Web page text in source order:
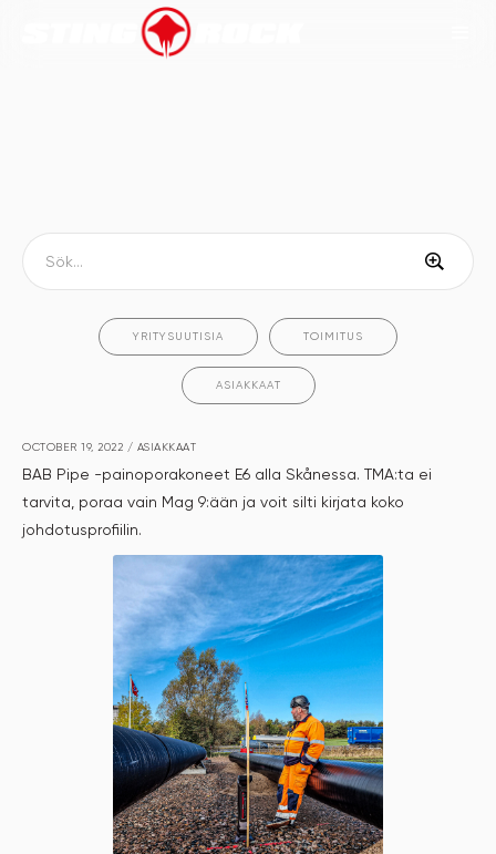
YRITYSUUTISIA TOIMITUS
ASIAKKAAT
OCTOBER 19, 2022 / ASIAKKAAT
BAB Pipe -painoporakoneet E6 alla Skånessa. TMA:ta ei
tarvita, poraa vain Mag 9:ään ja voit silti kirjata koko
johdotusprofiilin.